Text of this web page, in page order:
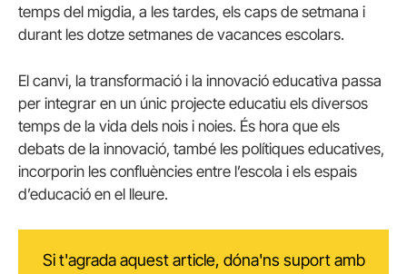
temps del migdia, a les tardes, els caps de setmana i
durant les dotze setmanes de vacances escolars.
El canvi, la transformació i la innovació educativa passa
per integrar en un únic projecte educatiu els diversos
temps de la vida dels nois i noies. És hora que els
debats de la innovació, també les polítiques educatives,
incorporin les confluències entre l’escola i els espais
d’educació en el lleure.
Si t'agrada aquest article, dóna'ns suport amb